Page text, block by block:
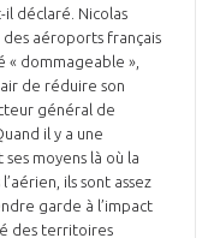
il déclaré. Nicolas
des aéroports français
« dommageable »,
de réduire son
général de
il y a une
moyens là où la
ils sont assez
garde à l’impact
des territoires